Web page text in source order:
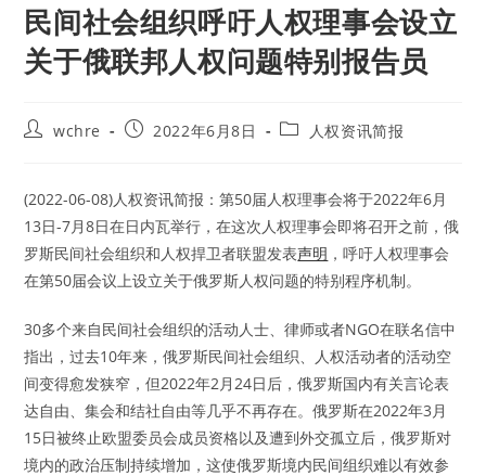
民间社会组织呼吁人权理事会设立
关于俄联邦人权问题特别报告员
Postwchre
Post2022年6月8日
Post 人权资讯简报
(2022-06-08)人权资讯简报：第50届人权理事会将于2022年6月
13日-7月8日在日内瓦举行，在这次人权理事会即将召开之前，俄
罗斯民间社会组织和人权捍卫者联盟发表声明 ，呼吁人权理事会
在第50届会议上设立关于俄罗斯人权问题的特别程序机制。
30多个来自民间社会组织的活动人士、律师或者NGO在联名信中
指出，过去10年来，俄罗斯民间社会组织、人权活动者的活动空
间变得愈发狭窄，但2022年2月24日后，俄罗斯国内有关言论表
达自由、集会和结社自由等几乎不再存在。俄罗斯在2022年3月
15日被终止欧盟委员会成员资格以及遭到外交孤立后，俄罗斯对
境内的政治压制持续增加，这使俄罗斯境内民间组织难以有效参